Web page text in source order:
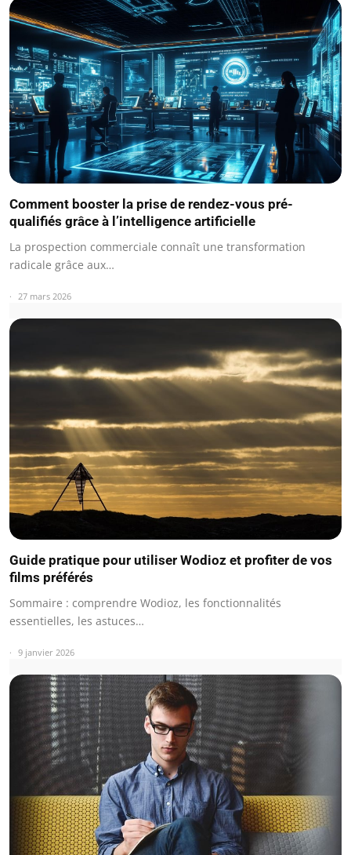
Comment booster la prise de rendez-vous pré-
qualifiés grâce à l’intelligence artificielle
La prospection commerciale connaît une transformation
radicale grâce aux…
27 mars 2026
Guide pratique pour utiliser Wodioz et profiter de vos
films préférés
Sommaire : comprendre Wodioz, les fonctionnalités
essentielles, les astuces…
9 janvier 2026